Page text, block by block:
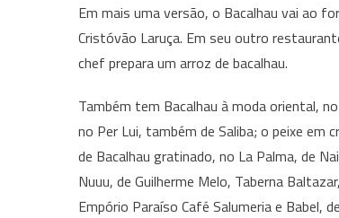
Em mais uma versão, o Bacalhau vai ao
Cristóvão Laruça. Em seu outro
chef prepara um arroz de bacalhau.
Também tem Bacalhau à moda oriental,
no Per Lui, também de Saliba; o peixe em
de Bacalhau gratinado, no La Palma, de
Nuuu, de Guilherme Melo, Taberna
Empório Paraíso Café Salumeria e Babel,